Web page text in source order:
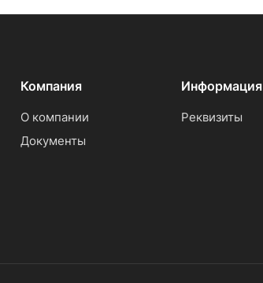
Компания
О компании
Документы
Информация
Реквизиты